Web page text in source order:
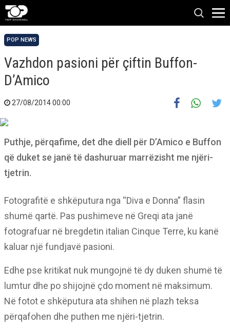
POP NEWS
Vazhdon pasioni për çiftin Buffon-
D’Amico
27/08/2014 00:00
Puthje, përqafime, det dhe diell për D’Amico e Buffon
që duket se janë të dashuruar marrëzisht me njëri-
tjetrin.
Fotografitë e shkëputura nga “Diva e Donna” flasin
shumë qartë. Pas pushimeve në Greqi ata janë
fotografuar në bregdetin italian Cinque Terre, ku kanë
kaluar një fundjavë pasioni.
Edhe pse kritikat nuk mungojnë të dy duken shumë të
lumtur dhe po shijojnë çdo moment në maksimum.
Në fotot e shkëputura ata shihen në plazh teksa
përqafohen dhe puthen me njëri-tjetrin.